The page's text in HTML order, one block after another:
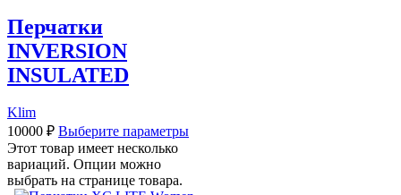
Перчатки
INVERSION
INSULATED
Klim
10000 ₽ Выберите параметры
Этот товар имеет несколько
вариаций. Опции можно
выбрать на странице товара.